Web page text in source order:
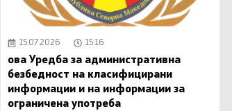
15.07.2026 15:16
ова Уредба за административна
безбедност на класифицирани
информации и на информации за
ограничена употреба